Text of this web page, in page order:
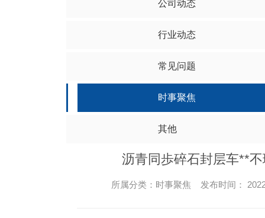
公司动态
行业动态
常见问题
时事聚焦
其他
沥青同歩碎石封层车**
所属分类：时事聚焦 发布时间：